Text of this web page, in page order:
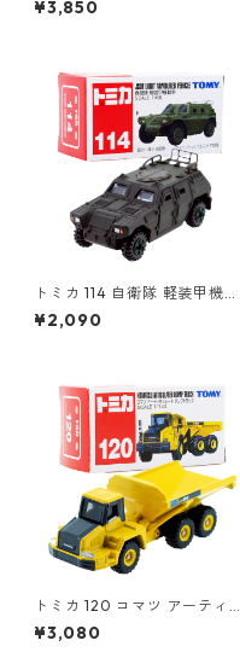
96291
¥3,850
トミカ 114 自衛隊 軽装甲機動
車 #10742142
¥2,090
トミカ 120 コマツ アーティキ
ュレート ダンプトラック #10
639688
¥3,080